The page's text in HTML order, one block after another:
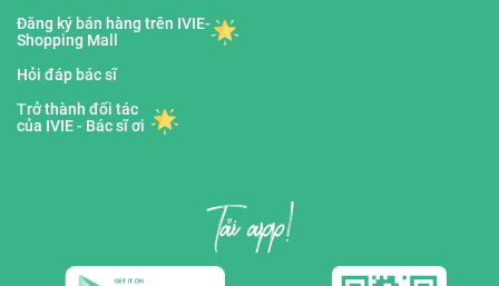
Đăng ký bán hàng trên IVIE-
Shopping Mall
Hỏi đáp bác sĩ
Trở thành đối tác
của IVIE - Bác sĩ ơi